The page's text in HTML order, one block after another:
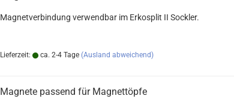
Magnetverbindung verwendbar im Erkosplit II Sockler.
Lieferzeit: ca. 2-4 Tage (Ausland abweichend)
Magnete passend für Magnettöpfe